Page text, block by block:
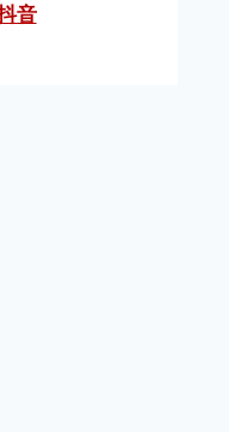
音